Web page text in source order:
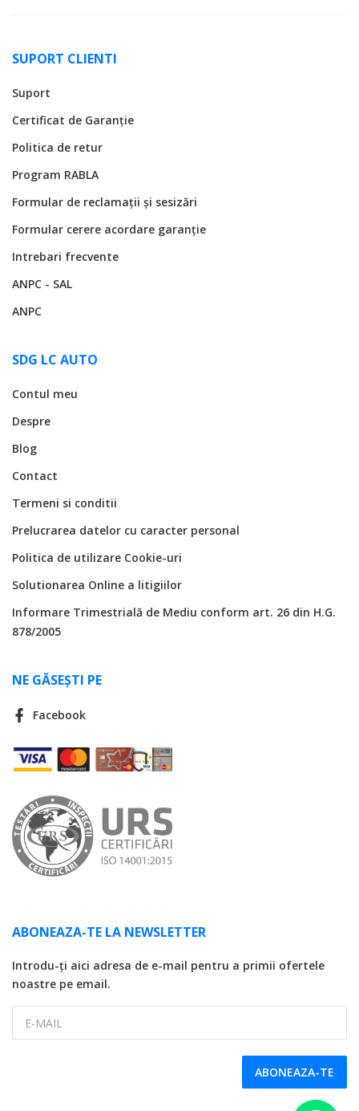
SUPORT CLIENTI
Suport
Certificat de Garanție
Politica de retur
Program RABLA
Formular de reclamații și sesizări
Formular cerere acordare garanție
Intrebari frecvente
ANPC - SAL
ANPC
SDG LC AUTO
Contul meu
Despre
Blog
Contact
Termeni si conditii
Prelucrarea datelor cu caracter personal
Politica de utilizare Cookie-uri
Solutionarea Online a litigiilor
Informare Trimestrială de Mediu conform art. 26 din H.G.
878/2005
NE GĂSEȘTI PE
Facebook
ABONEAZA-TE LA NEWSLETTER
Introdu-ți aici adresa de e-mail pentru a primii ofertele
noastre pe email.
ABONEAZA-TE